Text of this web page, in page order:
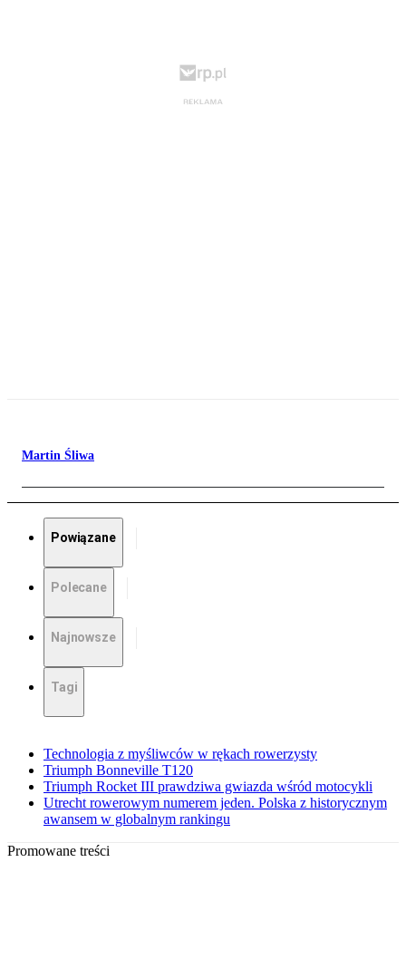
Martin Śliwa
Powiązane
Polecane
Najnowsze
Tagi
Technologia z myśliwców w rękach rowerzysty
Triumph Bonneville T120
Triumph Rocket III prawdziwa gwiazda wśród motocykli
Utrecht rowerowym numerem jeden. Polska z historycznym
awansem w globalnym rankingu
Promowane treści